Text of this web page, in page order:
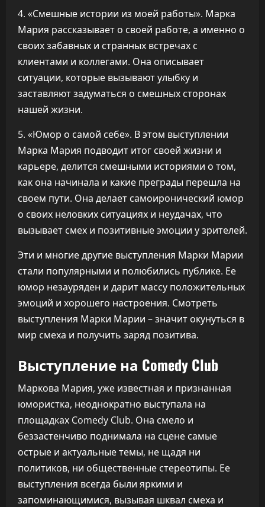
4. «Смешные истории из моей работы». Марка
Мария рассказывает о своей работе, а именно о
своих забавных и странных встречах с
клиентами и коллегами. Она описывает
ситуации, которые вызывают улыбку и
заставляют задуматься о смешных сторонах
нашей жизни.
5. «Юмор о самой себе». В этом выступлении
Марка Мария подводит итог своей жизни и
карьере, делится смешными историями о том,
как она начинала и какие преграды перешла на
своем пути. Она делает самоиронический юмор
о своих неловких ситуациях и неудачах, что
вызывает смех и позитивные эмоции у зрителей.
Эти и многие другие выступления Марки Марии
стали популярными и полюбились публике. Ее
юмор незауряден и дарит массу положительных
эмоций и хорошего настроения. Смотреть
выступления Марки Марии – значит окунуться в
мир смеха и получить заряд позитива.
Выступление на Comedy Club
Маркова Мария, уже известная и признанная
юмористка, неоднократно выступала на
площадках Comedy Club. Она смело и
беззастенчиво поднимала на сцене самые
острые и актуальные темы, не щадя ни
политиков, ни общественные стереотипы. Ее
выступления всегда были яркими и
запоминающимися, вызывая шквал смеха и